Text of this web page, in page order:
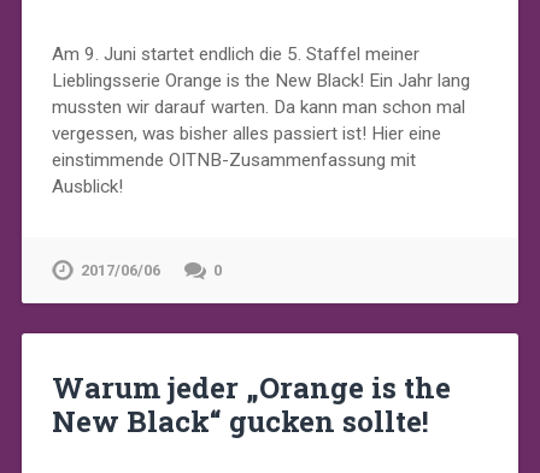
Am 9. Juni startet endlich die 5. Staffel meiner
Lieblingsserie Orange is the New Black! Ein Jahr lang
mussten wir darauf warten. Da kann man schon mal
vergessen, was bisher alles passiert ist! Hier eine
einstimmende OITNB-Zusammenfassung mit
Ausblick!
2017/06/06 0
Warum jeder „Orange is the
New Black“ gucken sollte!